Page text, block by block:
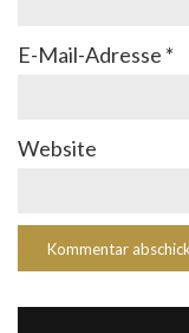
E-Mail-Adresse *
Website